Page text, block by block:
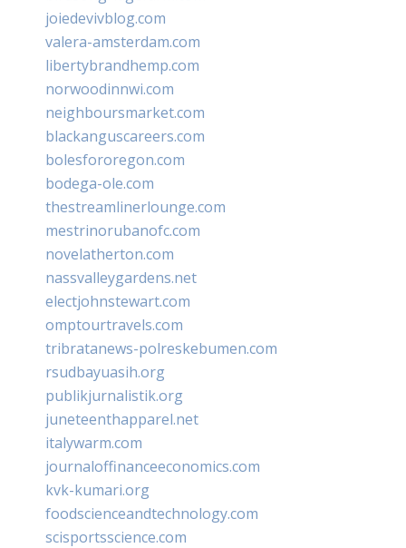
joiedevivblog.com
valera-amsterdam.com
libertybrandhemp.com
norwoodinnwi.com
neighboursmarket.com
blackanguscareers.com
bolesfororegon.com
bodega-ole.com
thestreamlinerlounge.com
mestrinorubanofc.com
novelatherton.com
nassvalleygardens.net
electjohnstewart.com
omptourtravels.com
tribratanews-polreskebumen.com
rsudbayuasih.org
publikjurnalistik.org
juneteenthapparel.net
italywarm.com
journaloffinanceeconomics.com
kvk-kumari.org
foodscienceandtechnology.com
scisportsscience.com